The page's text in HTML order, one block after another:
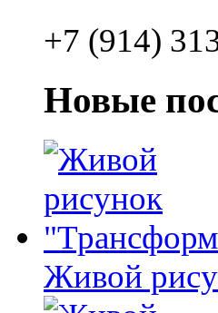
+7 (914)
Новые
Живой